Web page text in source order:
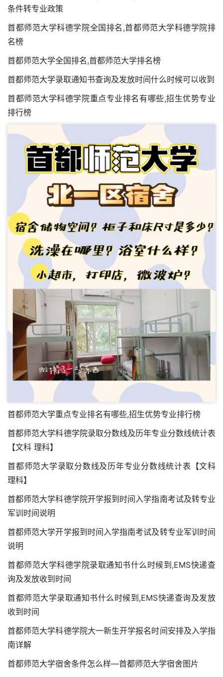
条件转专业政策
首都师范大学科德学院全国排名,首都师范大学科德学院排
名榜
首都师范大学全国排名,首都师范大学排名榜
首都师范大学录取通知书查询及发放时间什么时候可以收到
首都师范大学科德学院重点专业排名有哪些,招生优势专业
排行榜
首都师范大学重点专业排名有哪些,招生优势专业排行榜
首都师范大学科德学院录取分数线及历年专业分数线统计表
【文科 理科】
首都师范大学录取分数线及历年专业分数线统计表【文科
理科】
首都师范大学科德学院开学报到时间入学指南考试及转专业
军训时间说明
首都师范大学开学报到时间入学指南考试及转专业军训时间
说明
首都师范大学科德学院录取通知书什么时候到,EMS快递查
询及发放收到时间
首都师范大学录取通知书什么时候到,EMS快递查询及发放
收到时间
首都师范大学科德学院大一新生开学报名时间安排及入学指
南详解
首都师范大学宿舍条件怎么样―首都师范大学宿舍图片